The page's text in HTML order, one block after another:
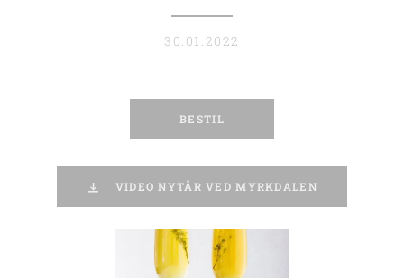
30.01.2022
BESTIL
VIDEO NYTÅR VED MYRKDALEN